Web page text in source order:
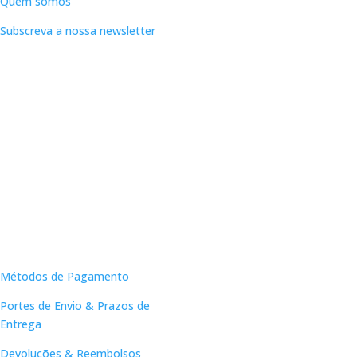
Subscreva a nossa newsletter
Métodos de Pagamento
Portes de Envio & Prazos de
Entrega
Devoluções & Reembolsos